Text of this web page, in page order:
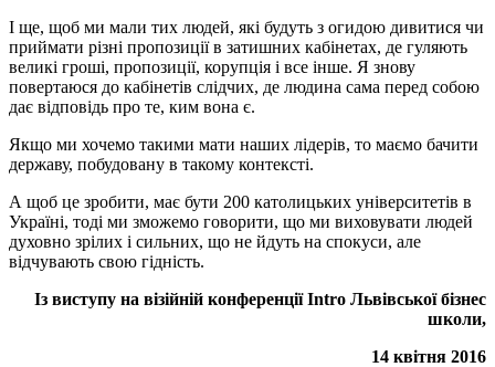
І ще, щоб ми мали тих людей, які будуть з огидою дивитися чи
приймати різні пропозиції в затишних кабінетах, де гуляють
великі гроші, пропозиції, корупція і все інше. Я знову
повертаюся до кабінетів слідчих, де людина сама перед собою
дає відповідь про те, ким вона є.
Якщо ми хочемо такими мати наших лідерів, то маємо бачити
державу, побудовану в такому контексті.
А щоб це зробити, має бути 200 католицьких університетів в
Україні, тоді ми зможемо говорити, що ми виховувати людей
духовно зрілих і сильних, що не йдуть на спокуси, але
відчувають свою гідність.
Із виступу на візійній конференції Intro Львівської бізнес
школи,
14 квітня 2016